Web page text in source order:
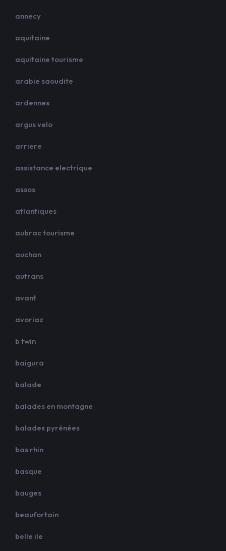
annecy
aquitaine
aquitaine tourisme
arabie saoudite
ardennes
argus velo
arriere
assistance electrique
assos
atlantiques
aubrac tourisme
auchan
autrans
avant
avoriaz
b twin
baigura
balade
balades en montagne
balades pyrénées
bas rhin
basque
bauges
beaufortain
belle ile